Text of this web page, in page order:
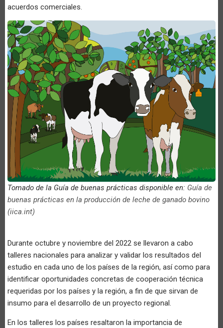
acuerdos comerciales.
Tomado de la Guía de buenas prácticas disponible en: Guía de
buenas prácticas en la producción de leche de ganado bovino
(iica.int)
Durante octubre y noviembre del 2022 se llevaron a cabo
talleres nacionales para analizar y validar los resultados del
estudio en cada uno de los países de la región, así como para
identificar oportunidades concretas de cooperación técnica
requeridas por los países y la región, a fin de que sirvan de
insumo para el desarrollo de un proyecto regional.
En los talleres los países resaltaron la importancia de